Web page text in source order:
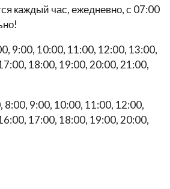
каждый час, ежедневно, с 07:00
9:00, 10:00, 11:00, 12:00, 13:00,
18:00, 19:00, 20:00, 21:00,
9:00, 10:00, 11:00, 12:00,
17:00, 18:00, 19:00, 20:00,